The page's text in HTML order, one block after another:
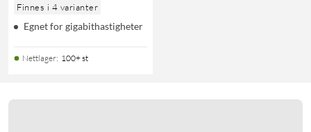
Finnes i 4 varianter
Egnet for gigabithastigheter
Nettlager: 100+ st